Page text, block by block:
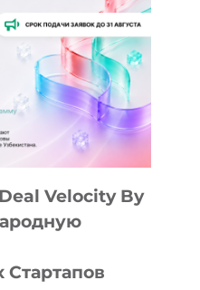
Velocity By
Стартапов